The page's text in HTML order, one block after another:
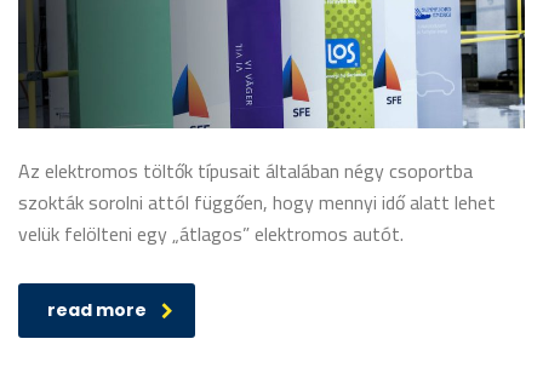
Az elektromos töltők típusait általában négy csoportba
szokták sorolni attól függően, hogy mennyi idő alatt lehet
velük felölteni egy „átlagos” elektromos autót.
read more